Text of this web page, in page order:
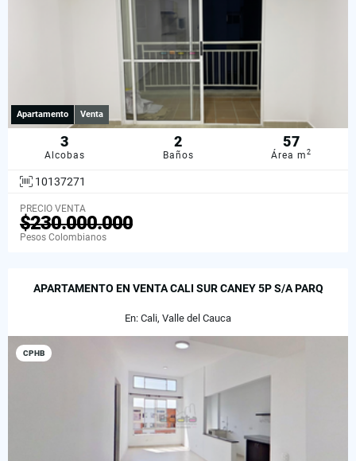
Apartamento Venta
3
Alcobas
2
Baños
57
Área m2
10137271
PRECIO VENTA
$230.000.000
Pesos Colombianos
APARTAMENTO EN VENTA CALI SUR CANEY 5P S/A PARQ
En: Cali, Valle del Cauca
CPHB